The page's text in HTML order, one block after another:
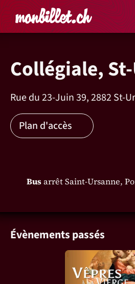
Accueil
Collégiale,
Rue du 23-Juin 39, 2882 St-
Plan d'accès
Busarrêt Saint-Ursanne,
Évènements passés